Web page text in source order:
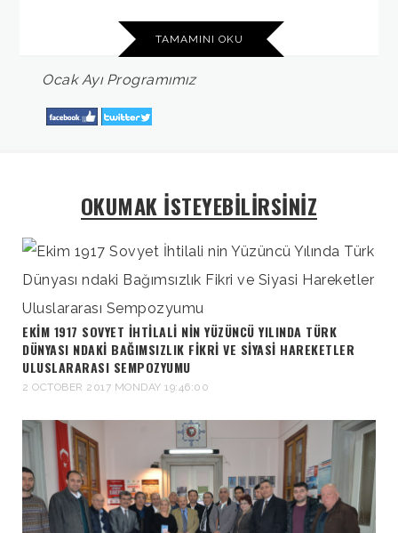
TAMAMINI OKU
Ocak Ayı Programımız
OKUMAK İSTEYEBİLİRSİNİZ
EKIM 1917 SOVYET İHTILALI NIN YÜZÜNCÜ YILINDA TÜRK
DÜNYASI NDAKI BAĞIMSIZLIK FIKRI VE SIYASI HAREKETLER
ULUSLARARASI SEMPOZYUMU
2 OCTOBER 2017 MONDAY 19:46:00